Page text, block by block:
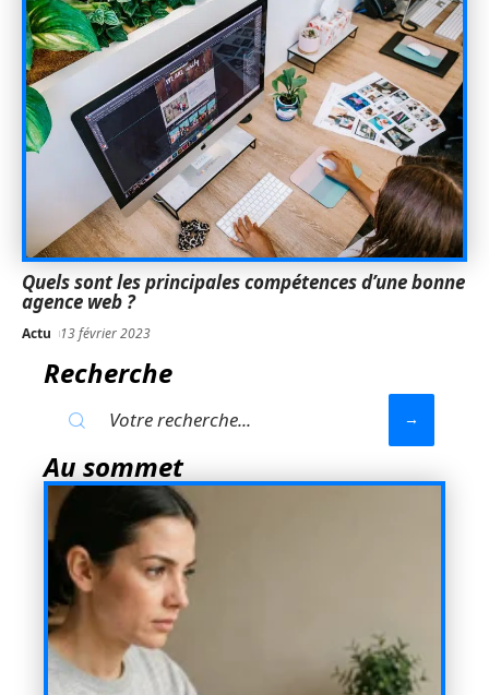
Quels sont les principales compétences d’une bonne
agence web ?
Actu 13 février 2023
Recherche
Au sommet